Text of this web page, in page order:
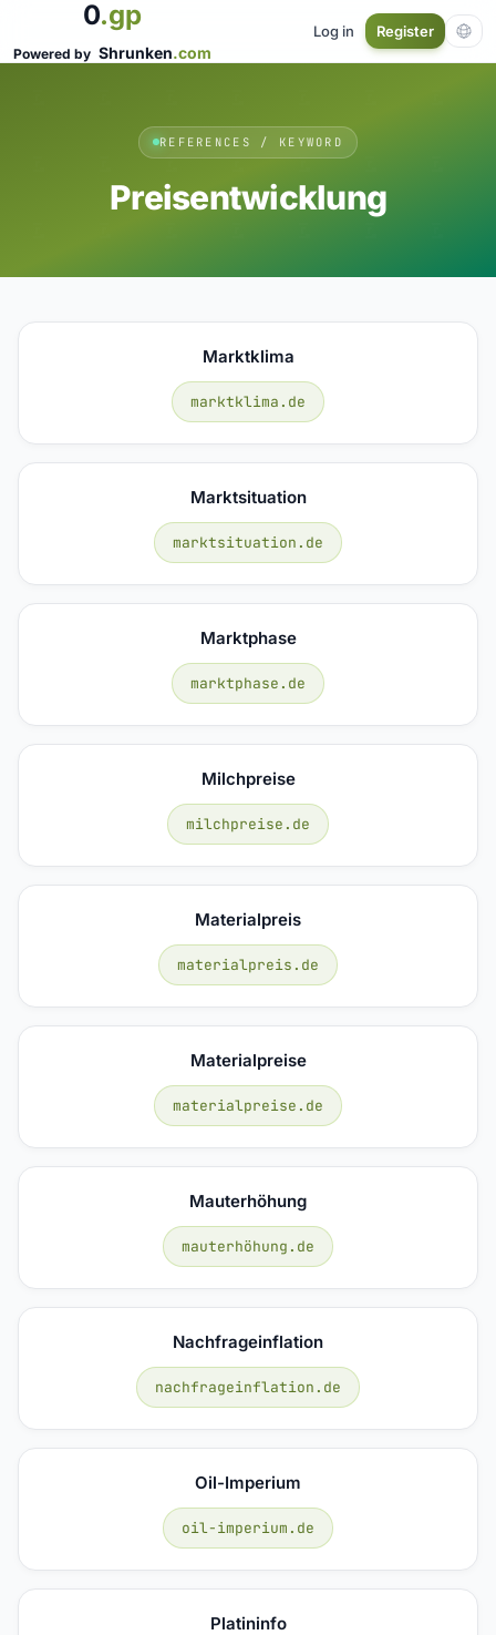
0.gp
Powered by Shrunken.com
Log in Register
REFERENCES / KEYWORD
Preisentwicklung
Marktklima
marktklima.de
Marktsituation
marktsituation.de
Marktphase
marktphase.de
Milchpreise
milchpreise.de
Materialpreis
materialpreis.de
Materialpreise
materialpreise.de
Mauterhöhung
mauterhöhung.de
Nachfrageinflation
nachfrageinflation.de
Oil-Imperium
oil-imperium.de
Platininfo